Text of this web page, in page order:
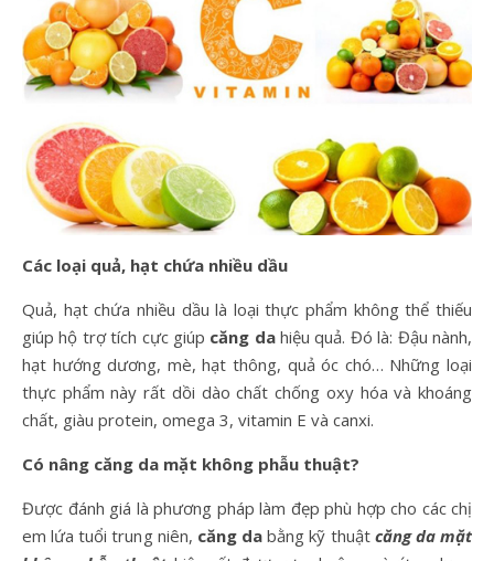
Các loại quả, hạt chứa nhiều dầu
Quả, hạt chứa nhiều dầu là loại thực phẩm không thể thiếu
giúp hộ trợ tích cực giúp căng dahiệu quả. Đó là: Đậu nành,
hạt hướng dương, mè, hạt thông, quả óc chó… Những loại
thực phẩm này rất dồi dào chất chống oxy hóa và khoáng
chất, giàu protein, omega 3, vitamin E và canxi.
Có nâng căng da mặt không phẫu thuật?
Được đánh giá là phương pháp làm đẹp phù hợp cho các chị
em lứa tuổi trung niên, căng da bằng kỹ thuật căng da mặt